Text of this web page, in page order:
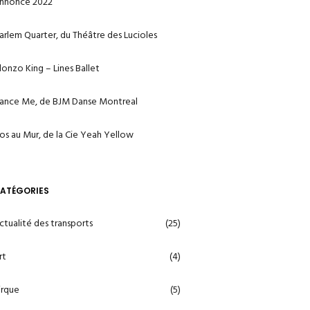
Quarter, du Théâtre des Lucioles
King – Lines Ballet
Me, de BJM Danse Montreal
au Mur, de la Cie Yeah Yellow
des transports (25)
(4)
(5)